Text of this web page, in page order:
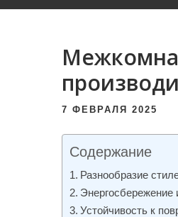
7 ФЕВРАЛЯ 2025
Содержание
Разнообразие
Энергосбережение
Устойчивость к